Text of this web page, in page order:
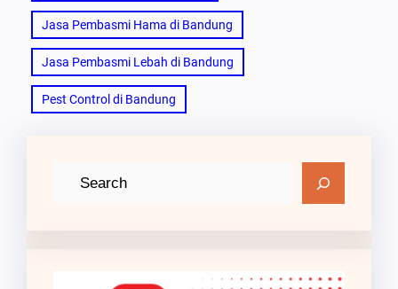
Jasa Pembasmi Hama di Bandung
Jasa Pembasmi Lebah di Bandung
Pest Control di Bandung